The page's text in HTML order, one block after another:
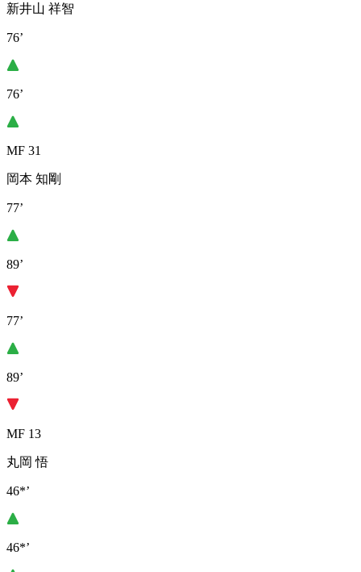
新井山 祥智
76’
76’
MF 31
岡本 知剛
77’
89’
77’
89’
MF 13
丸岡 悟
46*’
46*’